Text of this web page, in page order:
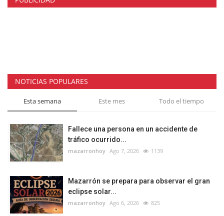
NOTICIAS POPULARES
Esta semana Este mes Todo el tiempo
Fallece una persona en un accidente de
tráfico ocurrido...
mazarronhoy Ago 7, 2026 1139
Mazarrón se prepara para observar el gran
eclipse solar...
mazarronhoy Ago 6, 2026 825